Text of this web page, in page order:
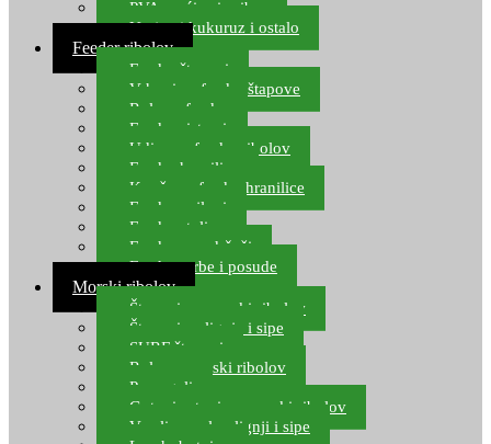
PVA vrećice i pribor
Umjetni kukuruz i ostalo
Feeder ribolov
Feeder štapovi
Vrhovi za feeder štapove
Role za feeder
Feeder sistemi
Udice za feeder ribolov
Feeder hranilice
Kopče za feeder hranilice
Feeder najloni
Feeder stolice
Feeder arm držači
Feeder torbe i posude
Morski ribolov
Štapovi za morski ribolov
Štapovi za lignje i sipe
SURF štapovi
Role za morski ribolov
Parangali
Gotovi setovi za morski ribolov
Varalice za lov lignji i sipe